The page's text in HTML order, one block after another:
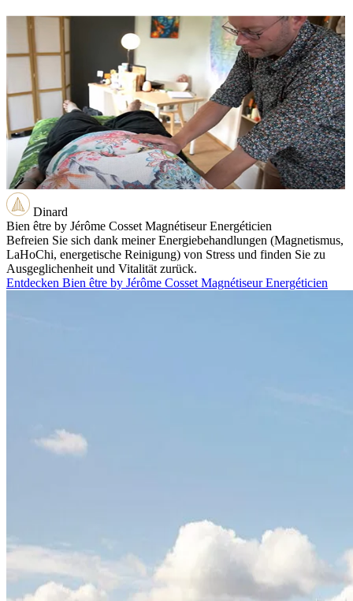
Dinard
Bien être by Jérôme Cosset Magnétiseur Energéticien
Befreien Sie sich dank meiner Energiebehandlungen (Magnetismus,
LaHoChi, energetische Reinigung) von Stress und finden Sie zu
Ausgeglichenheit und Vitalität zurück.
Entdecken Bien être by Jérôme Cosset Magnétiseur Energéticien